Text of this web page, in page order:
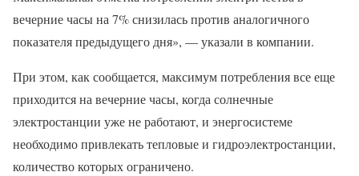
вечерние часы на 7% снизилась против аналогичного
показателя предыдущего дня», — указали в компании.
При этом, как сообщается, максимум потребления все еще
приходится на вечерние часы, когда солнечные
электростанции уже не работают, и энергосистеме
необходимо привлекать тепловые и гидроэлектростанции,
количество которых ограничено.